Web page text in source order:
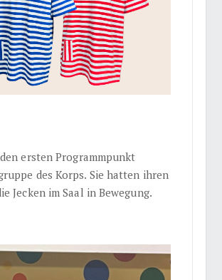
ersten Programmpunkt
des Korps. Sie hatten ihren
Jecken im Saal in Bewegung.